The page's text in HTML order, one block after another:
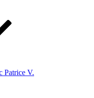
Patrice V.